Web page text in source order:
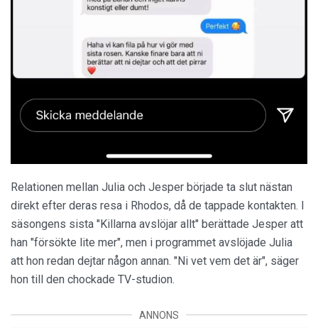
Relationen mellan Julia och Jesper började ta slut nästan
direkt efter deras resa i Rhodos, då de tappade kontakten. I
säsongens sista "Killarna avslöjar allt" berättade Jesper att
han "försökte lite mer", men i programmet avslöjade Julia
att hon redan dejtar någon annan. "Ni vet vem det är", säger
hon till den chockade TV-studion.
ANNONS